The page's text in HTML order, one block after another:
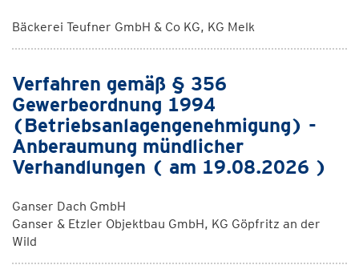
Bäckerei Teufner GmbH & Co KG, KG Melk
Verfahren gemäß § 356
Gewerbeordnung 1994
(Betriebsanlagengenehmigung) -
Anberaumung mündlicher
Verhandlungen ( am 19.08.2026 )
Ganser Dach GmbH
Ganser & Etzler Objektbau GmbH, KG Göpfritz an der
Wild